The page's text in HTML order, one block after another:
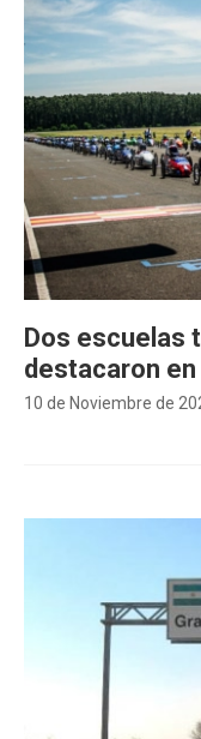
10 de Noviembre de
Dos escuelas
destacaron en